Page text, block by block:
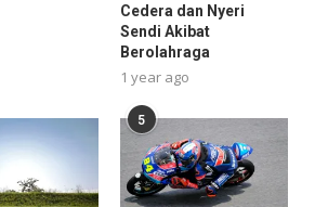
Cedera dan Nyeri
Sendi Akibat
Berolahraga
1 year ago
5